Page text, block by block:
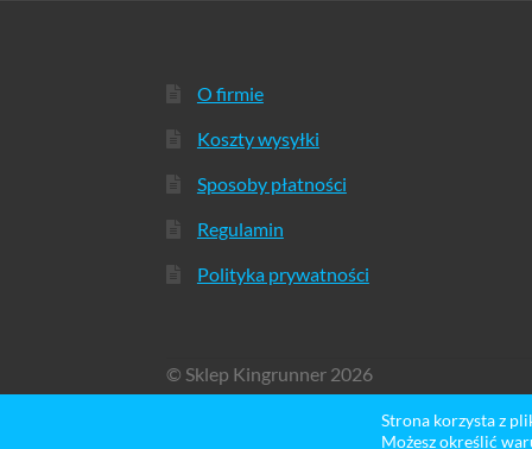
O firmie
Koszty wysyłki
Sposoby płatności
Regulamin
Polityka prywatności
© Sklep Kingrunner 2026
Strona korzysta z
Możesz określić